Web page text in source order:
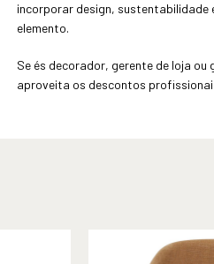
incorporar design, sustentabilidade
elemento.
Se és decorador, gerente de loja ou
aproveita os descontos